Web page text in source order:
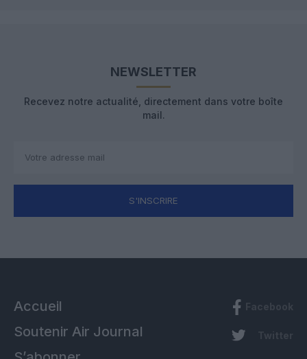
NEWSLETTER
Recevez notre actualité, directement dans votre boîte
mail.
S'INSCRIRE
Accueil
Soutenir Air Journal